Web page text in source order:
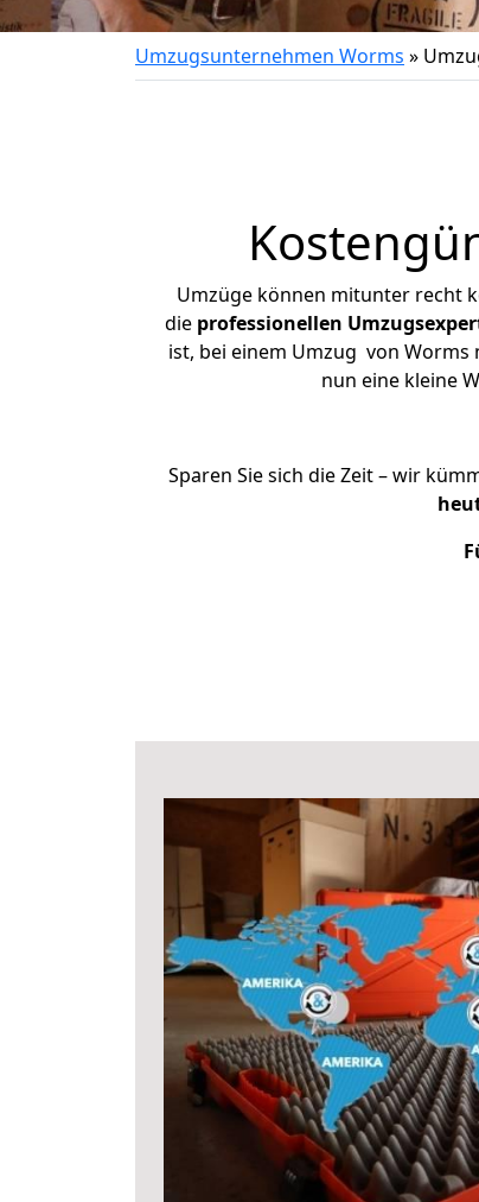
Umzugsunternehmen Worms »
Umzüge können mitunter recht
die professionellen
ist, bei einem Umzug von Worms
nun eine kleine
Sparen Sie sich die Zeit – wir